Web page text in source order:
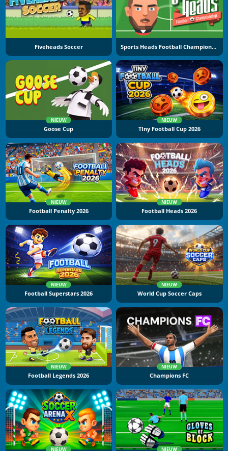
Fiveheads Soccer Sports Heads Football Championship
NIEUW
Goose Cup
NIEUW
TIny Football Cup 2026
NIEUW
Football Penalty 2026
NIEUW
Football Heads 2026
NIEUW
Football Superstars 2026
NIEUW
World Cup Soccer Caps
NIEUW
Football Legends 2026
NIEUW
Champions FC
NIEUW NIEUW